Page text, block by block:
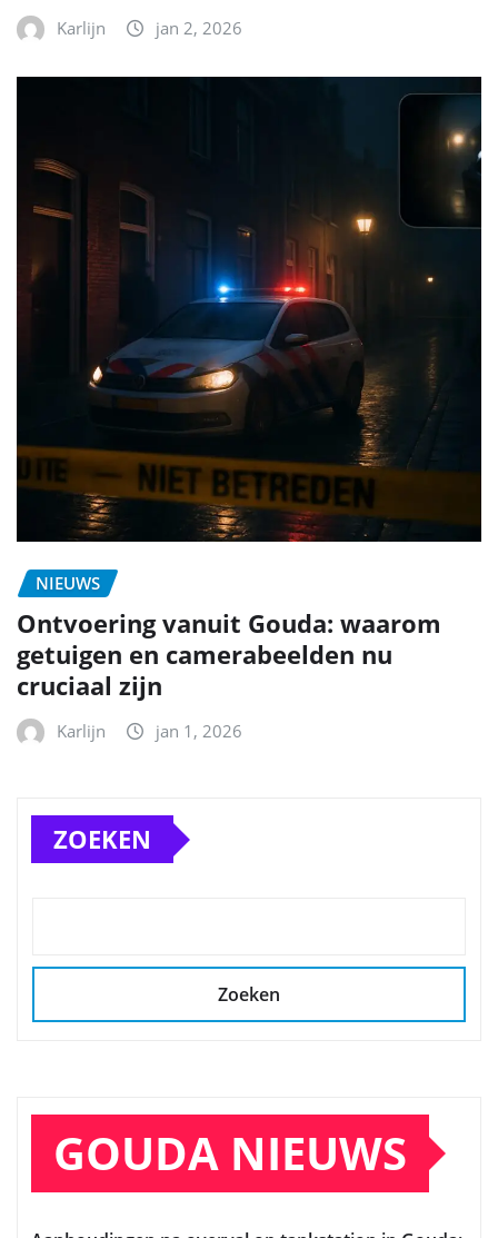
Karlijn jan 2, 2026
NIEUWS
Ontvoering vanuit Gouda: waarom
getuigen en camerabeelden nu
cruciaal zijn
Karlijn jan 1, 2026
ZOEKEN
Zoeken
GOUDA NIEUWS